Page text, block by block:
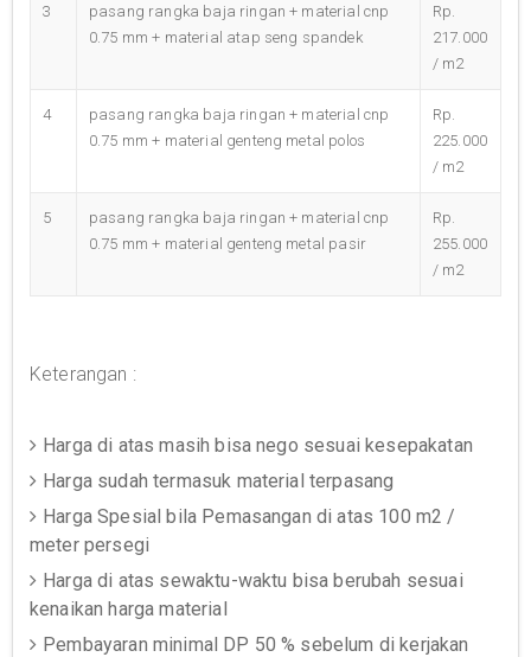
3
pasang rangka baja ringan + material cnp
0.75 mm + material atap seng spandek
Rp.
217.000
/ m2
4
pasang rangka baja ringan + material cnp
0.75 mm + material genteng metal polos
Rp.
225.000
/ m2
5
pasang rangka baja ringan + material cnp
0.75 mm + material genteng metal pasir
Rp.
255.000
/ m2
Keterangan :
Harga di atas masih bisa nego sesuai kesepakatan
Harga sudah termasuk material terpasang
Harga Spesial bila Pemasangan di atas 100 m2 /
meter persegi
Harga di atas sewaktu-waktu bisa berubah sesuai
kenaikan harga material
Pembayaran minimal DP 50 % sebelum di kerjakan